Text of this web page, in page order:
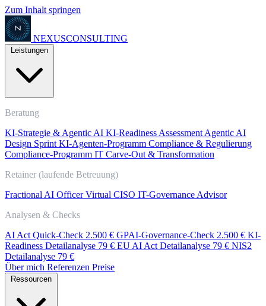
Zum Inhalt springen
NEXUSCONSULTING
Beratung
KI-Strategie & Agentic AI KI-Readiness Assessment Agentic AI
Design Sprint KI-Agenten-Programm Compliance & Regulierung
Compliance-Programm IT Carve-Out & Transformation
Retainer (laufende Betreuung)
Fractional AI Officer Virtual CISO IT-Governance Advisor
Analysen & Checks
AI Act Quick-Check 2.500 € GPAI-Governance-Check 2.500 € KI-
Readiness Detailanalyse 79 € EU AI Act Detailanalyse 79 € NIS2
Detailanalyse 79 €
Über mich Referenzen Preise